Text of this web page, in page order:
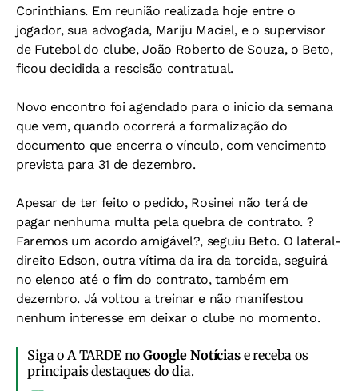
Corinthians. Em reunião realizada hoje entre o
jogador, sua advogada, Mariju Maciel, e o supervisor
de Futebol do clube, João Roberto de Souza, o Beto,
ficou decidida a rescisão contratual.
Novo encontro foi agendado para o início da semana
que vem, quando ocorrerá a formalização do
documento que encerra o vínculo, com vencimento
prevista para 31 de dezembro.
Apesar de ter feito o pedido, Rosinei não terá de
pagar nenhuma multa pela quebra de contrato. ?
Faremos um acordo amigável?, seguiu Beto. O lateral-
direito Edson, outra vítima da ira da torcida, seguirá
no elenco até o fim do contrato, também em
dezembro. Já voltou a treinar e não manifestou
nenhum interesse em deixar o clube no momento.
Siga o A TARDE noGoogle Notíciase receba os
principais destaques do dia.